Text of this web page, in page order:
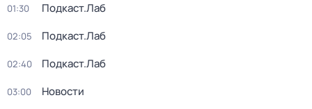
01:30 Подкаст.Лаб
02:05 Подкаст.Лаб
02:40 Подкаст.Лаб
03:00 Новости